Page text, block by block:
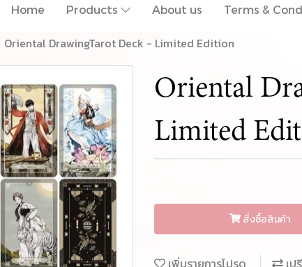
Home Products About us Terms &
Oriental DrawingTarot Deck - Limited Edition
Oriental
Limited
สั่งซื้อสินค้า
เพิ่มรายการโปรด
เป